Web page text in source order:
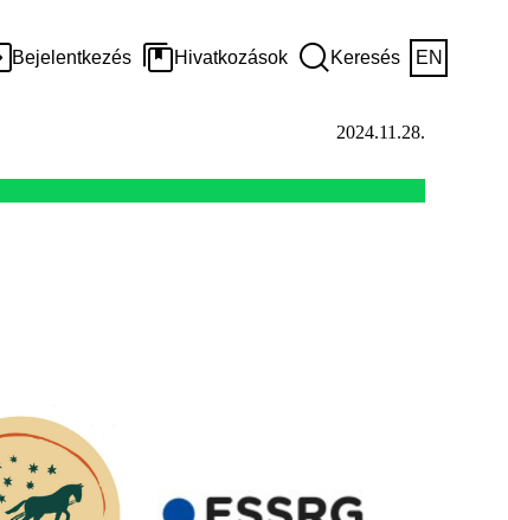
Bejelentkezés Hivatkozások Keresés EN
2024.11.28.